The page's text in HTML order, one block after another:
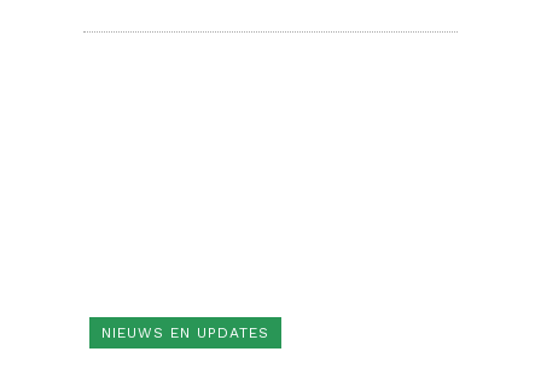
NIEUWS EN UPDATES